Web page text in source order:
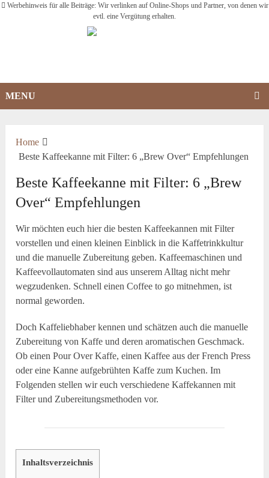
Werbehinweis für alle Beiträge: Wir verlinken auf Online-Shops und Partner, von denen wir
evtl. eine Vergütung erhalten.
MENU
Home
Beste Kaffeekanne mit Filter: 6 „Brew Over“ Empfehlungen
Beste Kaffeekanne mit Filter: 6 „Brew
Over“ Empfehlungen
Wir möchten euch hier die besten Kaffeekannen mit Filter
vorstellen und einen kleinen Einblick in die Kaffetrinkkultur
und die manuelle Zubereitung geben. Kaffeemaschinen und
Kaffeevollautomaten sind aus unserem Alltag nicht mehr
wegzudenken. Schnell einen Coffee to go mitnehmen, ist
normal geworden.
Doch Kaffeliebhaber kennen und schätzen auch die manuelle
Zubereitung von Kaffe und deren aromatischen Geschmack.
Ob einen Pour Over Kaffe, einen Kaffee aus der French Press
oder eine Kanne aufgebrühten Kaffe zum Kuchen. Im
Folgenden stellen wir euch verschiedene Kaffekannen mit
Filter und Zubereitungsmethoden vor.
Inhaltsverzeichnis